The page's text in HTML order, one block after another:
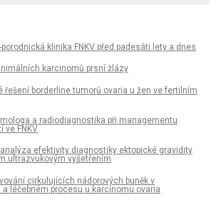
klinika FNKV před padesáti lety a dnes
karcinomů prsní žlázy
řešení borderline tumorů ovaria u žen ve fertilním
a radiodiagnostika při managementu
ve FNKV
efektivity diagnostiky ektopické gravidity
ultrazvukovým vyšetřením
cirkulujících nádorových buněk v
léčebném procesu u karcinomu ovaria